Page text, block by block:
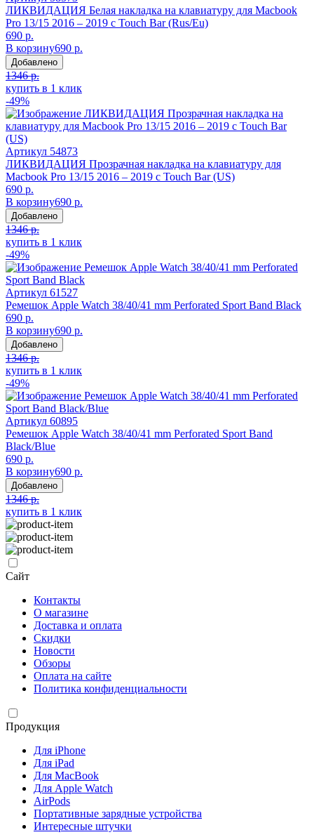
ЛИКВИДАЦИЯ Белая накладка на клавиатуру для Macbook
Pro 13/15 2016 – 2019 с Touch Bar (Rus/Eu)
690 р.
В корзину690 р.
Добавлено
1346 р.
купить в 1 клик
-49%
Артикул 54873
ЛИКВИДАЦИЯ Прозрачная накладка на клавиатуру для
Macbook Pro 13/15 2016 – 2019 с Touch Bar (US)
690 р.
В корзину690 р.
Добавлено
1346 р.
купить в 1 клик
-49%
Артикул 61527
Ремешок Apple Watch 38/40/41 mm Perforated Sport Band Black
690 р.
В корзину690 р.
Добавлено
1346 р.
купить в 1 клик
-49%
Артикул 60895
Ремешок Apple Watch 38/40/41 mm Perforated Sport Band
Black/Blue
690 р.
В корзину690 р.
Добавлено
1346 р.
купить в 1 клик
Сайт
Контакты
О магазине
Доставка и оплата
Скидки
Новости
Обзоры
Оплата на сайте
Политика конфиденциальности
Продукция
Для iPhone
Для iPad
Для MacBook
Для Apple Watch
AirPods
Портативные зарядные устройства
Интересные штучки